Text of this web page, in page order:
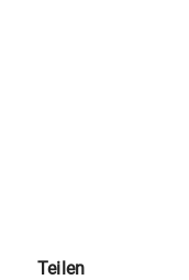
Teilen